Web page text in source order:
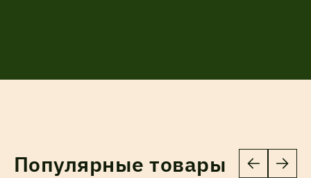
Популярные товары